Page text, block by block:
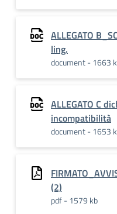
ALLEGATO
ling.
document - 1663
ALLEGATO C
incompatibilità
document - 1653
(2)
pdf - 1579 kb